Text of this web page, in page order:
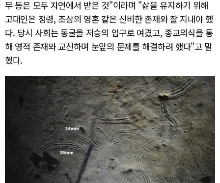
무 등은 모두 자연에서 받은 것"이라며 "삶을 유지하기 위해
고대인은 정령, 조상의 영혼 같은 신비한 존재와 잘 지내야 했
다. 당시 사회는 동굴을 저승의 입구로 여겼고, 종교의식을 통
해 영적 존재와 교신하며 눈앞의 문제를 해결하려 했다"고 말
했다.